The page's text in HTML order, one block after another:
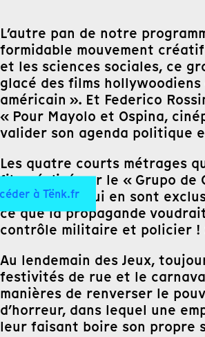
à Tënk.fr
L’autre pan de notre
formidable mouvement
et les sciences sociales, ce
glacé des films
américain ». Et Federico
« Pour Mayolo et Ospina,
valider son agenda politique
Les quatre courts métrages
film réalisé par le « Grupo de
depuis ceux qui en sont
ce que la propagande
contrôle militaire et policier !
Au lendemain des Jeux,
festivités de rue et le
manières de renverser le
d’horreur, dans lequel une
leur faisant boire son propre